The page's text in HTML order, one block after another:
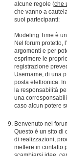
alcune regole (che
che vanno a
suoi partecipanti:
Modeling Time è
Nel forum protetto,
argomenti e per
esprimere le
registrazione
Username, di una
posta elettronica.
la responsabilità
una
caso alcun potere
Benvenuto nel
Questo è un sito di
di realizzazioni,
mettere in contatto